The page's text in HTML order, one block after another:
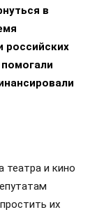
в
российских
театра и кино
их